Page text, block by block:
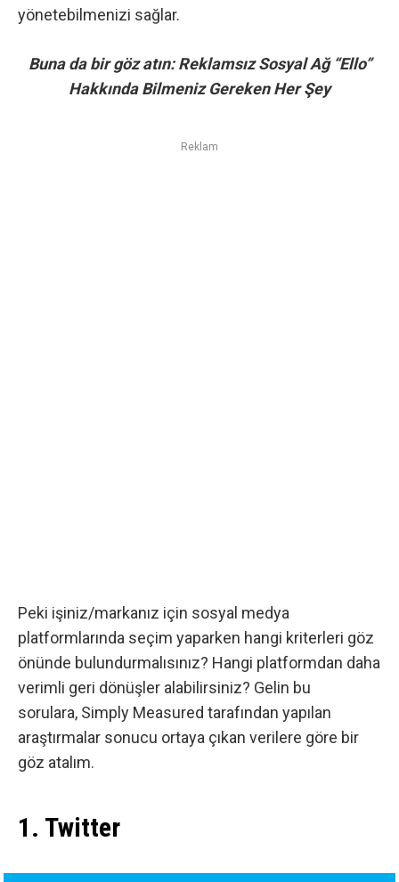
yönetebilmenizi sağlar.
Buna da bir göz atın:Reklamsız Sosyal Ağ “Ello”
Hakkında Bilmeniz Gereken Her Şey
Reklam
Peki işiniz/markanız için sosyal medya
platformlarında seçim yaparken hangi kriterleri göz
önünde bulundurmalısınız? Hangi platformdan daha
verimli geri dönüşler alabilirsiniz? Gelin bu
sorulara, Simply Measured tarafından yapılan
araştırmalar sonucu ortaya çıkan verilere göre bir
göz atalım.
1. Twitter